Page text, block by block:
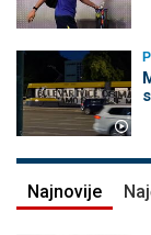
Najnovije